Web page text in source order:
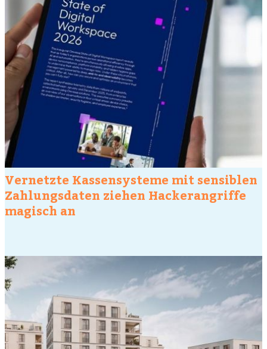
Vernetzte Kassensysteme mit sensiblen
Zahlungsdaten ziehen Hackerangriffe
magisch an